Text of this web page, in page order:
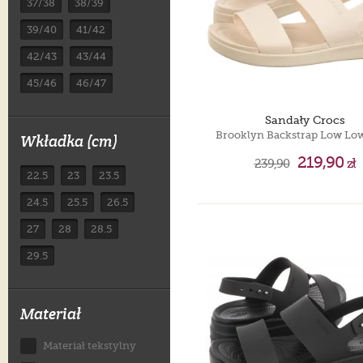
37/38 38/39
39/40 41/42
42/43 43/44
45/46 46/47
Wkładka (cm)
22.5 23 23.5
24.5 25.5 26.5
27 28 28.5
29.5
Materiał
Materiał tekstylny
Sandały Crocs
239,90 219,90zł